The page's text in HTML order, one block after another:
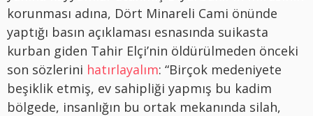
korunması adına, Dört Minareli Cami önünde
yaptığı basın açıklaması esnasında suikasta
kurban giden Tahir Elçi’nin öldürülmeden önceki
son sözlerini hatırlayalım: “Birçok medeniyete
beşiklik etmiş, ev sahipliği yapmış bu kadim
bölgede, insanlığın bu ortak mekanında silah,